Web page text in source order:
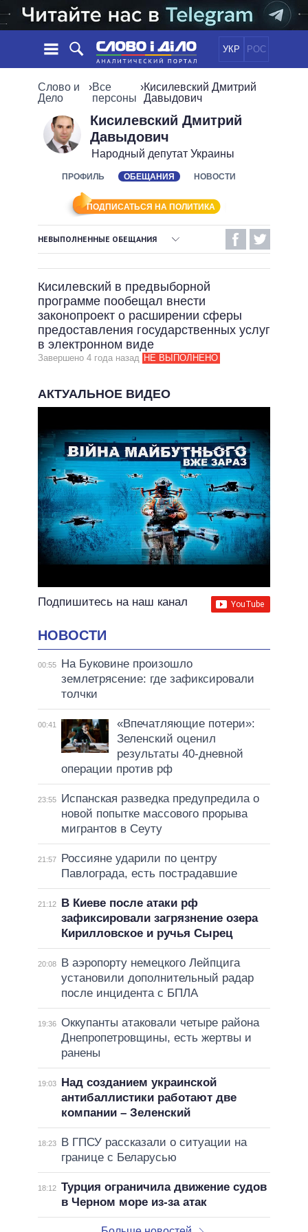
УКР РОС
НОВОСТИ
ЛЕНТА
СОБЫТИЯ
МНЕНИЯ
ОБЗОРЫ
ДАЙДЖЕСТЫ
ПОЛИТИКА
ЭКОНОМИКА
ОБЩЕСТВО
МИР
ОБЕЩАНИЯ
ПОЛИТИКИ
ВСЕ ПОЛИТИКИ
ПРЕЗИДЕНТ И ОФИС
ВЕРХОВНАЯ РАДА
КАБИНЕТ МИНИСТРОВ
ВСЕ ПЕРСОНЫ
ИНФОГРАФИКА
ВИДЕО
ПОДДЕРЖАТЬ
СРАВНЕНИЕ ПОЛИТИКОВ
Слово и
Дело
›Все
персоны
›Кисилевский Дмитрий
Давыдович
Кисилевский Дмитрий
Давыдович
Народный депутат Украины
ПРОФИЛЬ ОБЕЩАНИЯ НОВОСТИ
ПОДПИСАТЬСЯ НА ПОЛИТИКА
НЕВЫПОЛНЕННЫЕ ОБЕЩАНИЯ
НЕВЫПОЛНЕННЫЕ ОБЕЩАНИЯ
ОБЕЩАНИЯ В ПРОЦЕССЕ
ВСЕ ОБЕЩАНИЯ
АРХИВНЫЕ ОБЕЩАНИЯ
Кисилевский в предвыборной
программе пообещал внести
законопроект о расширении сферы
предоставления государственных услуг
в электронном виде
Завершено 4 года назад НЕ ВЫПОЛНЕНО
АКТУАЛЬНОЕ ВИДЕО
Подпишитесь на наш канал
НОВОСТИ
00:55
На Буковине произошло
землетрясение: где зафиксировали
толчки
00:41
«Впечатляющие потери»:
Зеленский оценил
результаты 40-дневной
операции против рф
23:55
Испанская разведка предупредила о
новой попытке массового прорыва
мигрантов в Сеуту
21:57
Россияне ударили по центру
Павлограда, есть пострадавшие
21:12
В Киеве после атаки рф
зафиксировали загрязнение озера
Кирилловское и ручья Сырец
20:08
В аэропорту немецкого Лейпцига
установили дополнительный радар
после инцидента с БПЛА
19:36 Оккупанты атаковали четыре района
Днепропетровщины, есть жертвы и
ранены
19:03
Над созданием украинской
антибаллистики работают две
компании – Зеленский
18:23
В ГПСУ рассказали о ситуации на
границе с Беларусью
18:12 Турция ограничила движение судов
в Черном море из-за атак